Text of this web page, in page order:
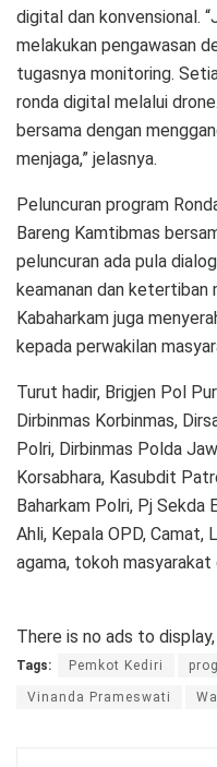
digital dan konvensional.
melakukan pengawasan
tugasnya monitoring.
ronda digital melalui
bersama dengan
menjaga,” jelasnya.
Peluncuran program
Bareng Kamtibmas
peluncuran ada pula
keamanan dan ketertiban
Kabaharkam juga
kepada perwakilan
Turut hadir, Brigjen Pol
Dirbinmas Korbinmas,
Polri, Dirbinmas Polda
Korsabhara, Kasubdit
Baharkam Polri, Pj Sekda
Ahli, Kepala OPD,
agama, tokoh masyarakat
There is no ads to
Tags: Pemkot Kediri
Vinanda Prameswati